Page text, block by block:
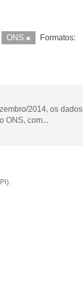
ONS
Formatos:
2014, os dados
ONS, com...
).